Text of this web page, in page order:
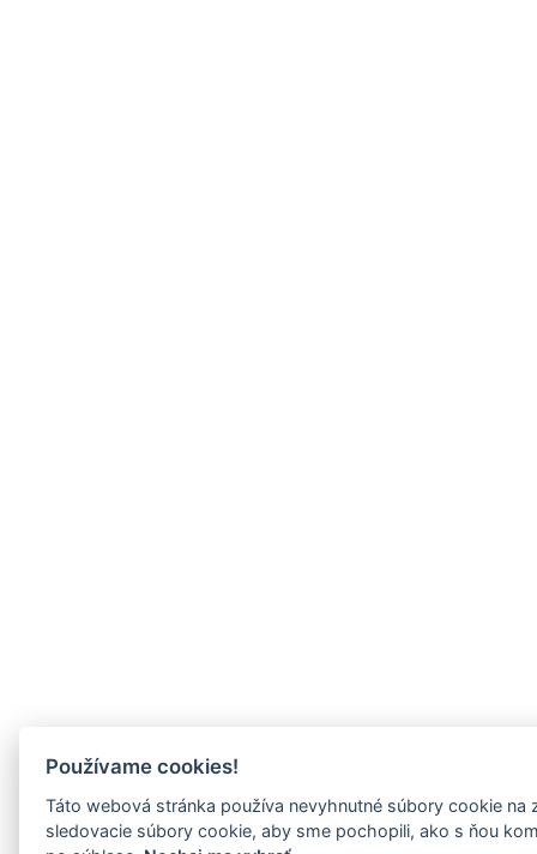
Používame cookies!
Táto webová stránka používa nevyhnutné súbory cookie na
sledovacie súbory cookie, aby sme pochopili, ako s ňou